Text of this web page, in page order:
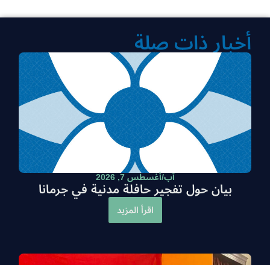
أخبار ذات صلة
آب/أغسطس 7, 2026
بيان حول تفجير حافلة مدنية في جرمانا
اقرأ المزيد